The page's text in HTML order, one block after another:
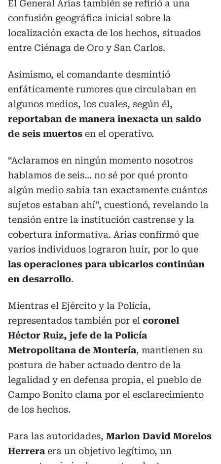
El General Arias también se refirió a una
confusión geográfica inicial sobre la
localización exacta de los hechos, situados
entre Ciénaga de Oro y San Carlos.
Asimismo, el comandante desmintió
enfáticamente rumores que circulaban en
algunos medios, los cuales, según él,
reportaban de manera inexacta un saldo
de seis muertos en el operativo.
“Aclaramos en ningún momento nosotros
hablamos de seis… no sé por qué pronto
algún medio sabía tan exactamente cuántos
sujetos estaban ahí”, cuestionó, revelando la
tensión entre la institución castrense y la
cobertura informativa. Arias confirmó que
varios individuos lograron huir, por lo que
las operaciones para ubicarlos continúan
en desarrollo.
Mientras el Ejército y la Policía,
representados también por el coronel
Héctor Ruiz, jefe de la Policía
Metropolitana de Montería, mantienen su
postura de haber actuado dentro de la
legalidad y en defensa propia, el pueblo de
Campo Bonito clama por el esclarecimiento
de los hechos.
Para las autoridades, Marlon David Morelos
Herrera era un objetivo legítimo, un